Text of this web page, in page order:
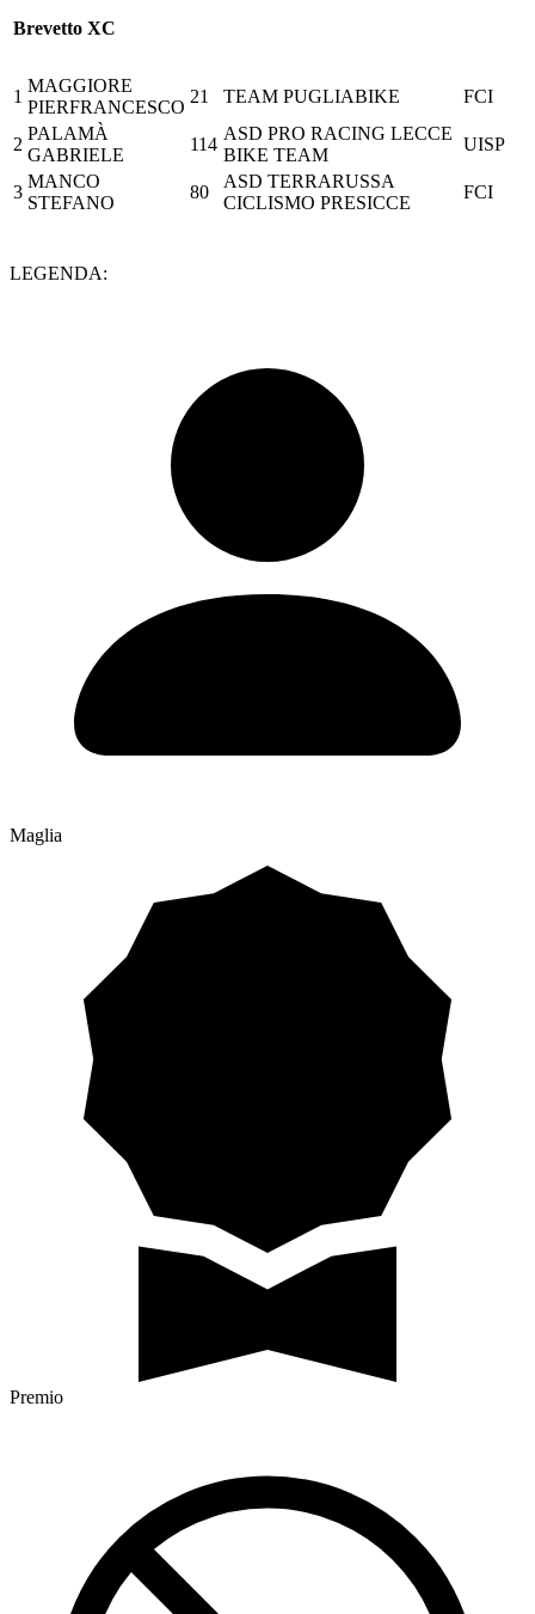
Brevetto XC
1
MAGGIORE
PIERFRANCESCO
21 TEAM PUGLIABIKE FCI
2
PALAMÀ
GABRIELE
114
ASD PRO RACING LECCE
BIKE TEAM
UISP
3
MANCO
STEFANO
80
ASD TERRARUSSA
CICLISMO PRESICCE
FCI
LEGENDA:
Maglia
Premio